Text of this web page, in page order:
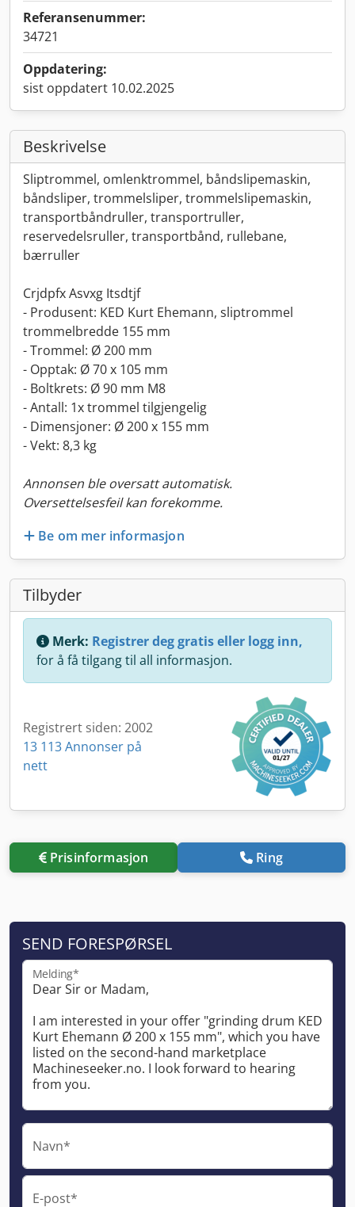
Referansenummer:
34721
Oppdatering:
sist oppdatert 10.02.2025
Beskrivelse
Sliptrommel, omlenktrommel, båndslipemaskin,
båndsliper, trommelsliper, trommelslipemaskin,
transportbåndruller, transportruller,
reservedelsruller, transportbånd, rullebane,
bærruller
Crjdpfx Asvxg Itsdtjf
- Produsent: KED Kurt Ehemann, sliptrommel
trommelbredde 155 mm
- Trommel: Ø 200 mm
- Opptak: Ø 70 x 105 mm
- Boltkrets: Ø 90 mm M8
- Antall: 1x trommel tilgjengelig
- Dimensjoner: Ø 200 x 155 mm
- Vekt: 8,3 kg
Annonsen ble oversatt automatisk.
Oversettelsesfeil kan forekomme.
Be om mer informasjon
Tilbyder
Merk: Registrer deg gratis eller logg inn,
for å få tilgang til all informasjon.
Registrert siden: 2002
13 113 Annonser på
nett
Prisinformasjon Ring
SEND FORESPØRSEL
Melding*
Navn*
E-post*